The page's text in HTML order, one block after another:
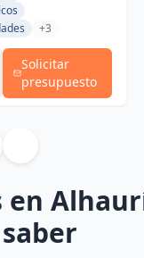
+3
Solicitar
presupuesto
en